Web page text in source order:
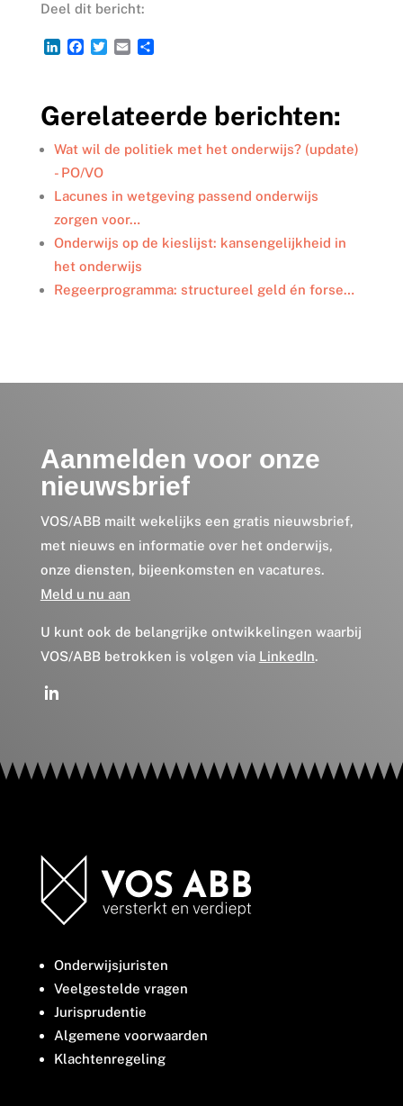
Deel dit bericht:
L
e
d
I
n
F
b
o
o
k
T
t
e
r
E
l
D
n
Gerelateerde berichten:
Wat wil de politiek met het onderwijs? (update)
- PO/VO
Lacunes in wetgeving passend onderwijs
zorgen voor…
Onderwijs op de kieslijst: kansengelijkheid in
het onderwijs
Regeerprogramma: structureel geld én forse…
Aanmelden voor onze
nieuwsbrief
VOS/ABB mailt wekelijks een gratis nieuwsbrief,
met nieuws en informatie over het onderwijs,
onze diensten, bijeenkomsten en vacatures.
Meld u nu aan
U kunt ook de belangrijke ontwikkelingen waarbij
VOS/ABB betrokken is volgen via LinkedIn.
Onderwijsjuristen
Veelgestelde vragen
Jurisprudentie
Algemene voorwaarden
Klachtenregeling